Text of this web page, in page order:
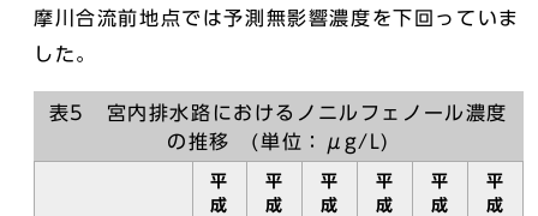
摩川合流前地点では予測無影響濃度を下回っていま
した。
表5 宮内排水路におけるノニルフェノール濃度
の推移 (単位：μg/L)
平
成
平
成
平
成
平
成
平
成
平
成